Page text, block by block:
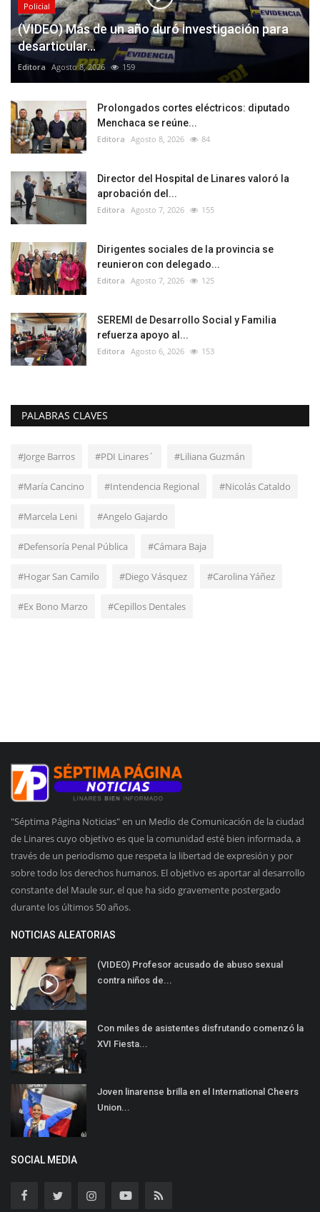
Policial
(VIDEO) Más de un año duró investigación para
desarticular...
Editora Agosto 8, 2026 159
Prolongados cortes eléctricos: diputado
Menchaca se reúne...
Editora Agosto 8, 2026 84
Director del Hospital de Linares valoró la
aprobación del...
Editora Agosto 7, 2026 155
Dirigentes sociales de la provincia se
reunieron con delegado...
Editora Agosto 7, 2026 125
SEREMI de Desarrollo Social y Familia
refuerza apoyo al...
Editora Agosto 6, 2026 153
PALABRAS CLAVES
#Jorge Barros #PDI Linares´ #Liliana Guzmán
#María Cancino #Intendencia Regional #Nicolás Cataldo
#Marcela Leni #Angelo Gajardo
#Defensoría Penal Pública #Cámara Baja
#Hogar San Camilo #Diego Vásquez #Carolina Yáñez
#Ex Bono Marzo #Cepillos Dentales
"Séptima Página Noticias" en un Medio de Comunicación de la ciudad
de Linares cuyo objetivo es que la comunidad esté bien informada, a
través de un periodismo que respeta la libertad de expresión y por
sobre todo los derechos humanos. El objetivo es aportar al desarrollo
constante del Maule sur, el que ha sido gravemente postergado
durante los últimos 50 años.
NOTICIAS ALEATORIAS
(VIDEO) Profesor acusado de abuso sexual
contra niños de...
Con miles de asistentes disfrutando comenzó la
XVI Fiesta...
Joven linarense brilla en el International Cheers
Union...
SOCIAL MEDIA